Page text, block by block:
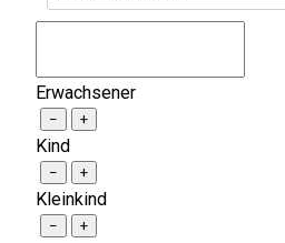
Erwachsener
− +
Kind
− +
Kleinkind
− +